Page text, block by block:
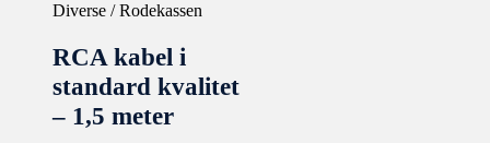
Diverse / Rodekassen
RCA kabel i
standard kvalitet
– 1,5 meter